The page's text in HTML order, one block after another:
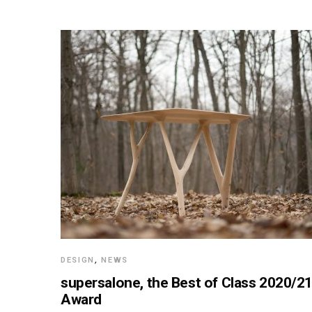
DESIGN ,NEWS
supersalone, the Best of Class 2020/
Award